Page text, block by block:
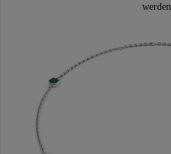
werden.